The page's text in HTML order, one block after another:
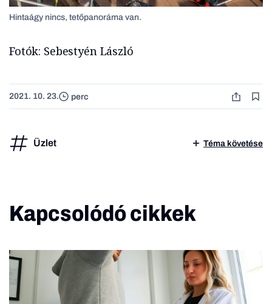
Hintaágy nincs, tetőpanoráma van.
Fotók: Sebestyén László
2021. 10. 23. perc
Üzlet Téma követése
Kapcsolódó cikkek